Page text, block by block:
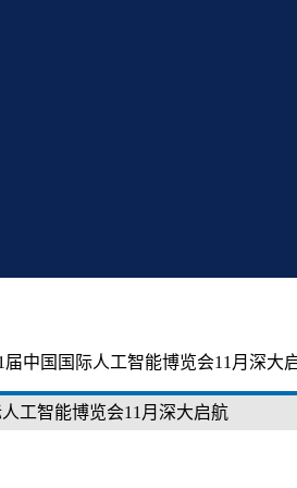
届中国国际人工智能博览会11月深大
工智能博览会11月深大启航